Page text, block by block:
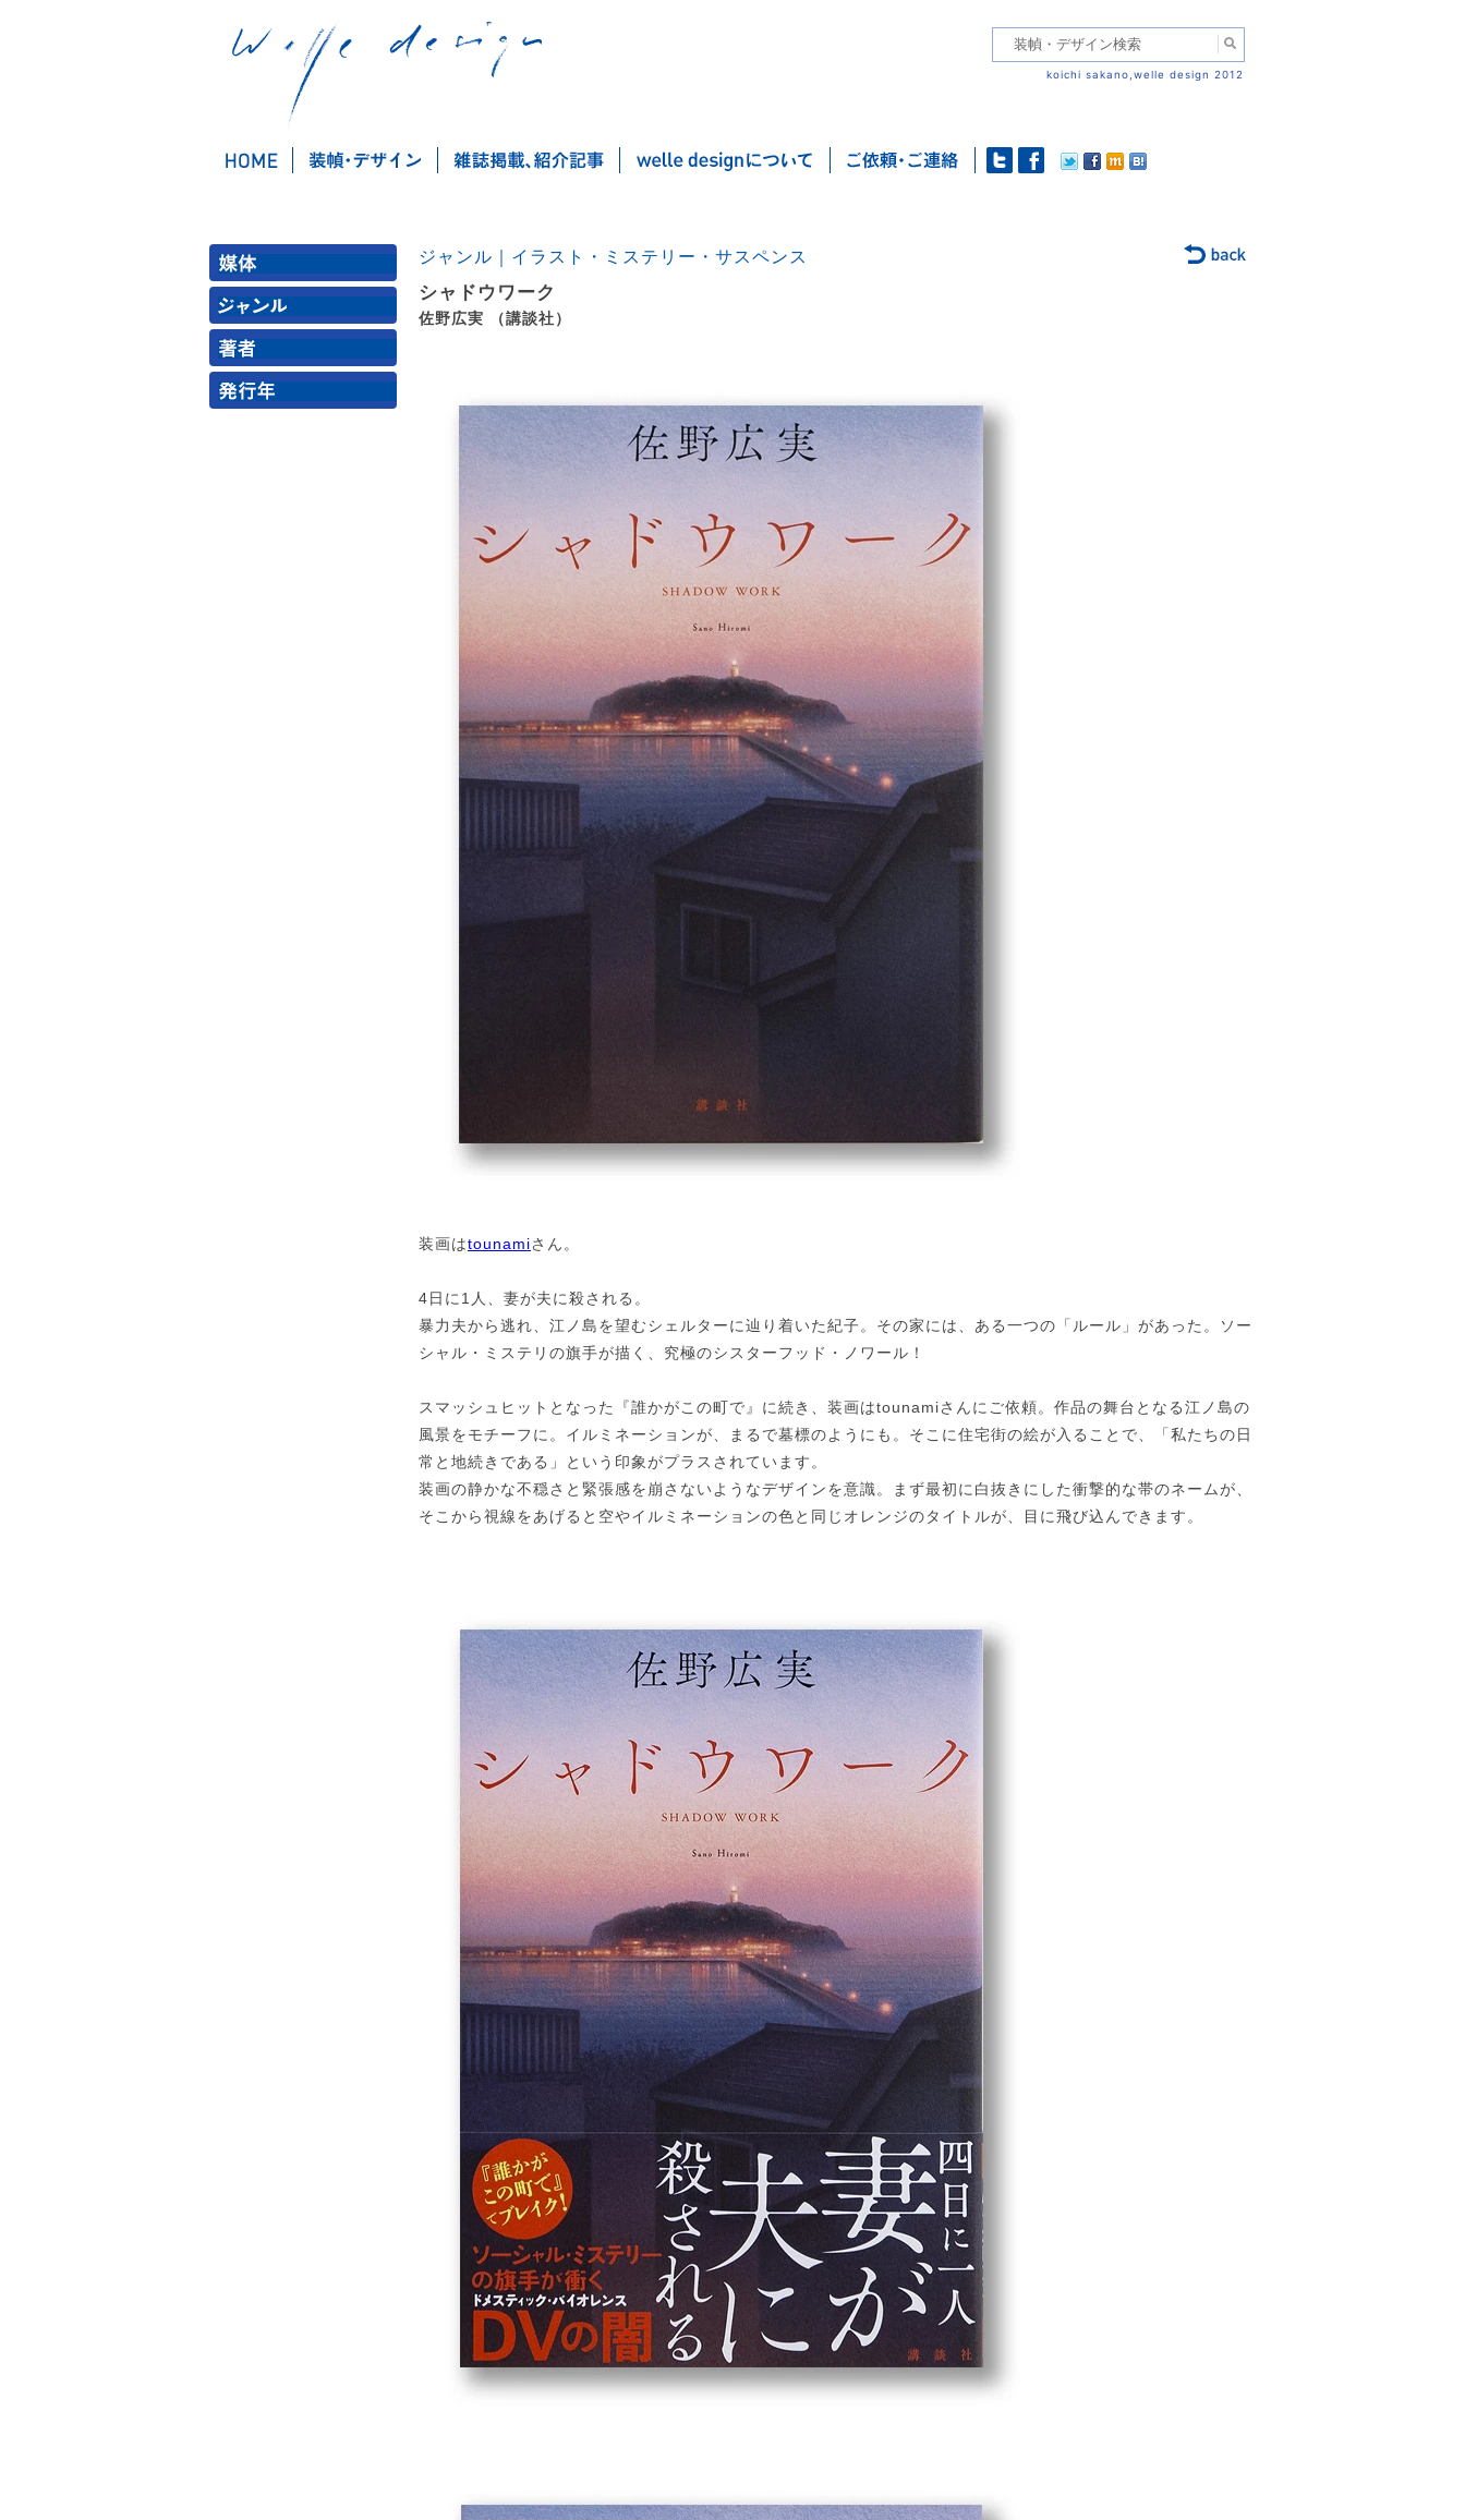
koichi sakano,welle design 2012
ジャンル｜イラスト・ミステリー・サスペンス
シャドウワーク
佐野広実 （講談社）
装画はtounamiさん。
4日に1人、妻が夫に殺される。
暴力夫から逃れ、江ノ島を望むシェルターに辿り着いた紀子。その家には、ある一つの「ルール」があった。ソー
シャル・ミステリの旗手が描く、究極のシスターフッド・ノワール！
スマッシュヒットとなった『誰かがこの町で』に続き、装画はtounamiさんにご依頼。作品の舞台となる江ノ島の
風景をモチーフに。イルミネーションが、まるで墓標のようにも。そこに住宅街の絵が入ることで、「私たちの日
常と地続きである」という印象がプラスされています。
装画の静かな不穏さと緊張感を崩さないようなデザインを意識。まず最初に白抜きにした衝撃的な帯のネームが、
そこから視線をあげると空やイルミネーションの色と同じオレンジのタイトルが、目に飛び込んできます。